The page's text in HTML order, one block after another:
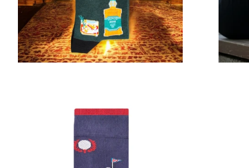
Prix
régulier